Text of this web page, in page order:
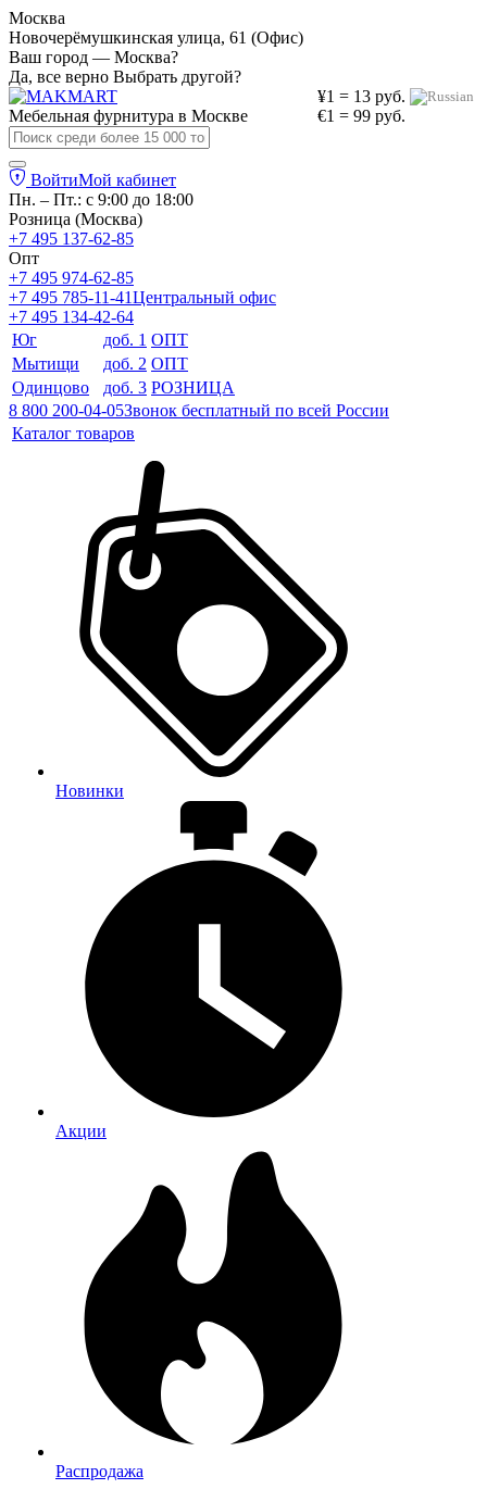
Москва
Новочерёмушкинская улица, 61 (Офис)
Ваш город — Москва?
Да, все верно Выбрать другой?
¥1 = 13 руб.
€1 = 99 руб.
Мебельная фурнитура в Москве
ВойтиМой кабинет
Пн. – Пт.: с 9:00 до 18:00
Розница (Москва)
+7 495 137-62-85
Опт
+7 495 974-62-85
+7 495 785-11-41Центральный офис
+7 495 134-42-64
Юг
доб. 1 ОПТ
Мытищи
доб. 2 ОПТ
Одинцово
доб. 3 РОЗНИЦА
8 800 200-04-05Звонок бесплатный по всей России
Каталог товаров
Новинки
Акции
Распродажа